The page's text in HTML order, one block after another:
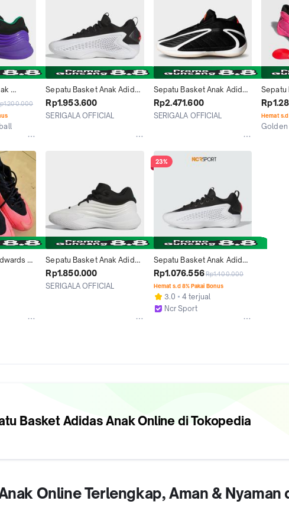
Purple
Sepatu Basket Anak Adidas
AE 1 Low JR Stormtrooper
JQ6125 *
Rp1.953.600
SERIGALA OFFICIAL
Sepatu Basket Anak Adidas
AE 2 J JR9377 *
Rp2.471.600
SERIGALA OFFICIAL
Sepatu
Day"
Hemat s.d
anak )
Sepatu Basket Anak Adidas
Dame X Junior JP8637 *
Rp1.850.000
SERIGALA OFFICIAL
23%
Sepatu Basket Anak Adidas
Anthony Edwards 1 J Low
Rp1.076.556Rp1.400.000
Hemat s.d 8% Pakai Bonus
3.0
4 terjual
Ncr Sport
Basket Adidas AnakOnline di Tokopedia
Online Terlengkap, Aman & Nyaman